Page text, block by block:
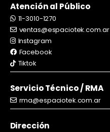
Atención al Público
11-3010-1270
ventas@espaciotek.com.ar
Instagram
Facebook
Tiktok
Servicio Técnico / RMA
rma@espaciotek.com.ar
Dirección